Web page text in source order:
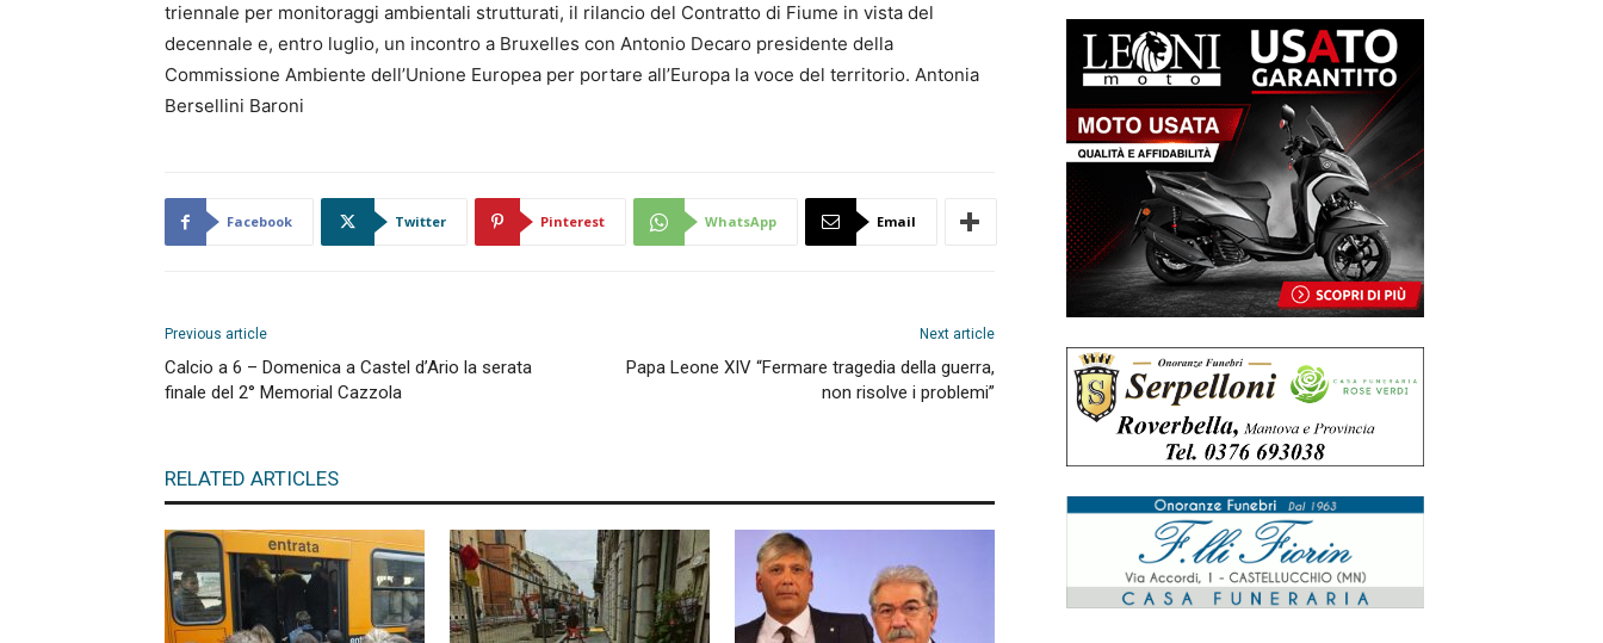
triennale per monitoraggi ambientali strutturati, il rilancio del Contratto di Fiume in vista del
decennale e, entro luglio, un incontro a Bruxelles con Antonio Decaro presidente della
Commissione Ambiente dell’Unione Europea per portare all’Europa la voce del territorio. Antonia
Bersellini Baroni
Facebook Twitter Pinterest WhatsApp Email
Previous article
Calcio a 6 – Domenica a Castel d’Ario la serata
finale del 2° Memorial Cazzola
Next article
Papa Leone XIV “Fermare tragedia della guerra,
non risolve i problemi”
RELATED ARTICLES